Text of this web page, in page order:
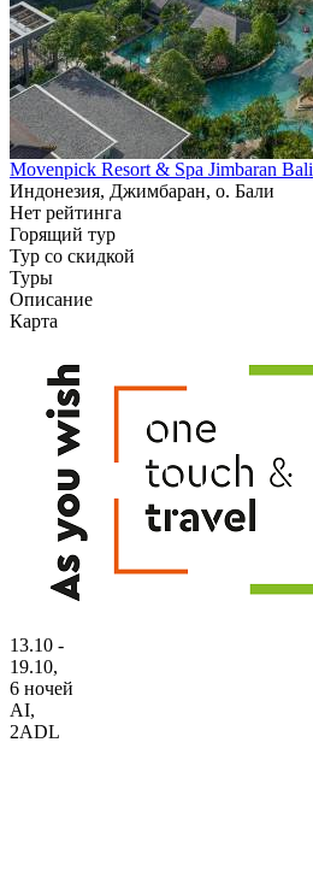
Movenpick Resort & Spa Jimbaran Bali
Индонезия, Джимбаран, о. Бали
Нет рейтинга
Горящий тур
Тур со скидкой
Туры
Описание
Карта
13.10 -
19.10,
6 ночей
AI,
2ADL